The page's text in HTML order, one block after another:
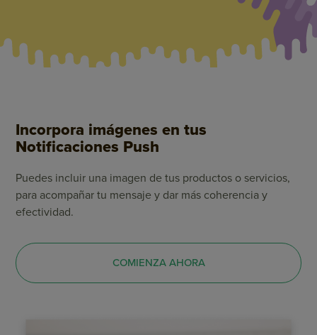
Incorpora imágenes en tus
Notificaciones Push
Puedes incluir una imagen de tus productos o servicios,
para acompañar tu mensaje y dar más coherencia y
efectividad.
COMIENZA AHORA